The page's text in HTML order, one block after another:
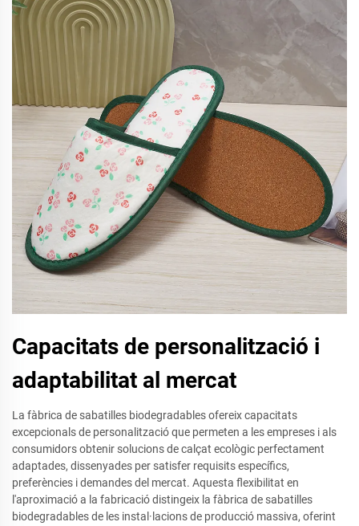
Capacitats de personalització i
adaptabilitat al mercat
La fàbrica de sabatilles biodegradables ofereix capacitats
excepcionals de personalització que permeten a les empreses i als
consumidors obtenir solucions de calçat ecològic perfectament
adaptades, dissenyades per satisfer requisits específics,
preferències i demandes del mercat. Aquesta flexibilitat en
l'aproximació a la fabricació distingeix la fàbrica de sabatilles
biodegradables de les instal·lacions de producció massiva, oferint